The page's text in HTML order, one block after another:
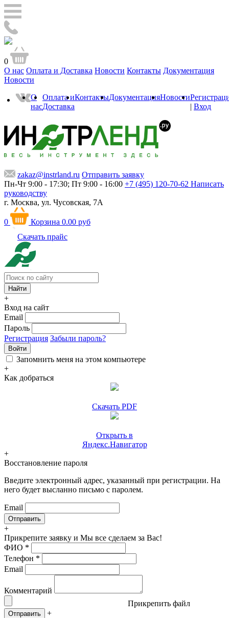
0
О нас Оплата и Доставка Новости Контакты Документация
Новости
О
нас
Оплата и
Доставка
КонтактыДокументацияНовости
| Вход
zakaz@instrland.ru Отправить заявку
Пн-Чт 9:00 - 17:30; Пт 9:00 - 16:00 +7 (495) 120-70-62 Написать
руководству
г. Москва, ул. Чусовская, 7А
0 Корзина 0.00 руб
Скачать прайс
+
Вход на сайт
Email
Пароль
Регистрация Забыли пароль?
Войти
Запомнить меня на этом компьютере
+
Как добраться
Скачать PDF
Открыть в
Яндекс.Навигатор
+
Восстановление пароля
Введите электронный адрес, указанный при регистрации. На
него будет высланно письмо с паролем.
Email
+
Прикрепите заявку и Мы все сделаем за Вас!
ФИО *
Телефон *
Email
Комментарий
Прикрепить файл
Отправить +